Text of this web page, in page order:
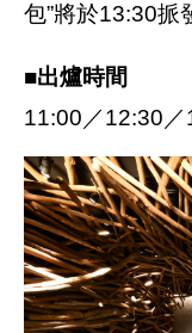
包”將於13:30挀
■出爐時間
11:00／12:30